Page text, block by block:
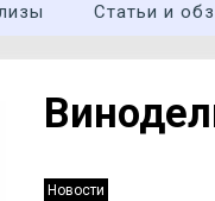
Статьи и
Новости